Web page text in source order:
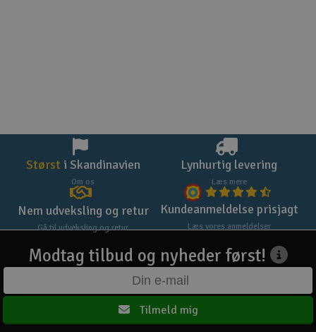
Størst i Skandinavien
Om os
Lynhurtig levering
Læs mere
Nem udveksling og retur
Gå til udveksling og retur
Kundeanmeldelse prisjagt
Læs vores anmeldelser
Modtag tilbud og nyheder først!
Tilmeld mig